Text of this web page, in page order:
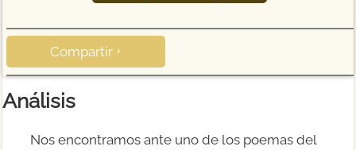
Compartir +
Análisis
Nos encontramos ante uno de los poemas del